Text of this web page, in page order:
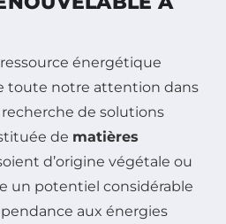
énergétique
toute notre attention dans
de solutions
de matières
d’origine végétale ou
un potentiel considérable
aux énergies